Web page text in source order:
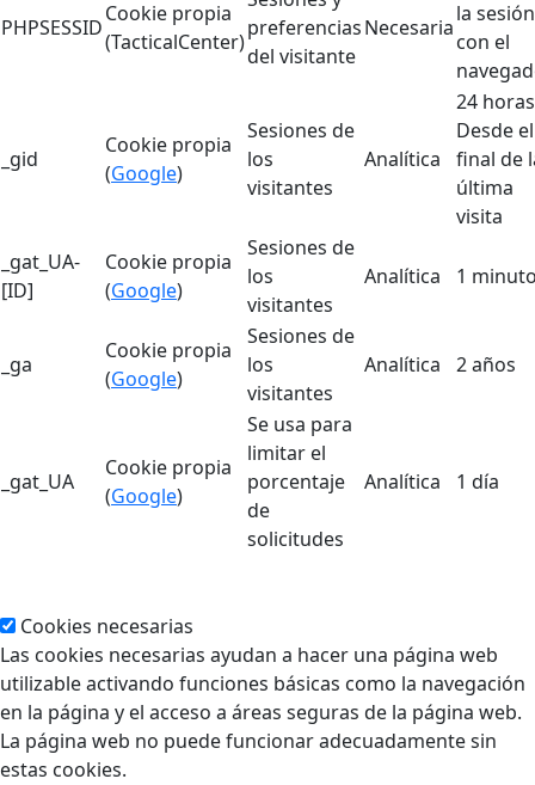
PHPSESSID
Cookie propia
(TacticalCenter)
preferencias
del visitante
Necesaria
la sesión
con el
_gid
Cookie propia
(Google)
Sesiones de
los
visitantes
Analítica
24
Desde el
final de
última
visita
_gat_UA-
[ID]
Cookie propia
(Google)
Sesiones de
los
visitantes
Analítica 1
_ga
Cookie propia
(Google)
Sesiones de
los
visitantes
Analítica 2 años
_gat_UA
Cookie propia
(Google)
Se usa para
limitar el
porcentaje
de
solicitudes
Analítica 1 día
Cookies necesarias
Las cookies necesarias ayudan a hacer una página web
utilizable activando funciones básicas como la navegación
en la página y el acceso a áreas seguras de la página web.
La página web no puede funcionar adecuadamente sin
estas cookies.